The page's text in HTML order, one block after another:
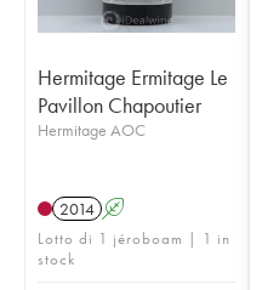
Hermitage Ermitage Le
Pavillon Chapoutier
Hermitage AOC
2014 A
Lotto di 1 jéroboam | 1 in
stock